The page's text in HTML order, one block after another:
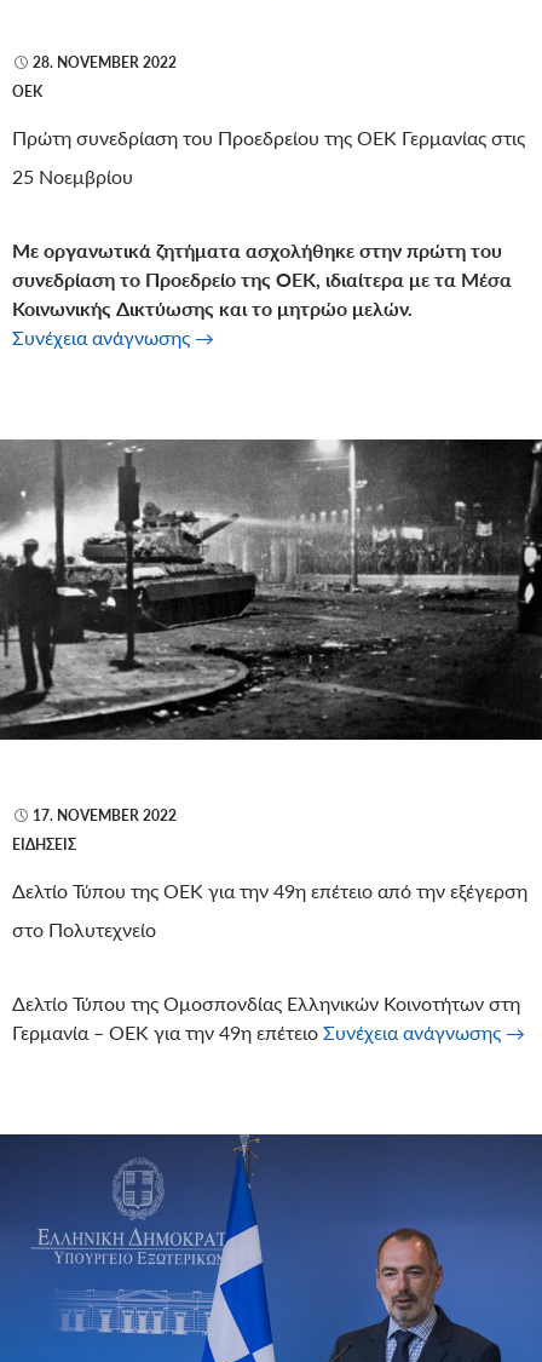
28. NOVEMBER 2022
ΟΕΚ
Πρώτη συνεδρίαση του Προεδρείου της ΟΕΚ Γερμανίας στις
25 Νοεμβρίου
Με οργανωτικά ζητήματα ασχολήθηκε στην πρώτη του
συνεδρίαση το Προεδρείο της ΟΕΚ, ιδιαίτερα με τα Μέσα
Κοινωνικής Δικτύωσης και το μητρώο μελών.
Συνέχεια ανάγνωσης Πρώτη συνεδρίαση του Προεδρείου
→
17. NOVEMBER 2022
ΕΙΔΉΣΕΙΣ
Δελτίο Τύπου της ΟΕΚ για την 49η επέτειο από την εξέγερση
στο Πολυτεχνείο
Δελτίο Τύπου της Ομοσπονδίας Ελληνικών Κοινοτήτων στη
Γερμανία – ΟΕΚ για την 49η επέτειο Συνέχεια ανάγνωσης →